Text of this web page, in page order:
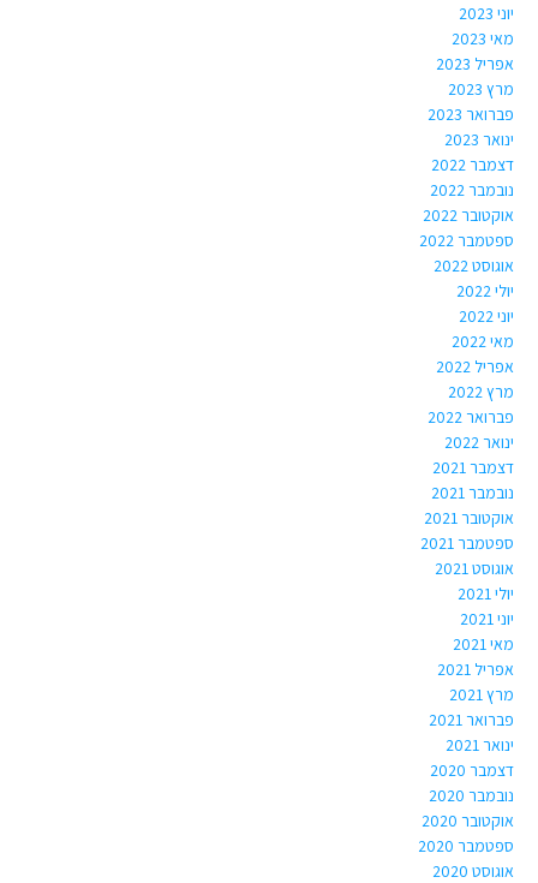
יוני 2023
מאי 2023
אפריל 2023
מרץ 2023
פברואר 2023
ינואר 2023
דצמבר 2022
נובמבר 2022
אוקטובר 2022
ספטמבר 2022
אוגוסט 2022
יולי 2022
יוני 2022
מאי 2022
אפריל 2022
מרץ 2022
פברואר 2022
ינואר 2022
דצמבר 2021
נובמבר 2021
אוקטובר 2021
ספטמבר 2021
אוגוסט 2021
יולי 2021
יוני 2021
מאי 2021
אפריל 2021
מרץ 2021
פברואר 2021
ינואר 2021
דצמבר 2020
נובמבר 2020
אוקטובר 2020
ספטמבר 2020
אוגוסט 2020